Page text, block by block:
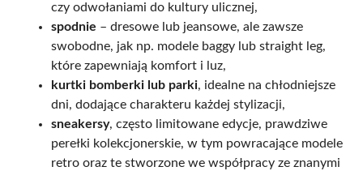
czy odwołaniami do kultury ulicznej,
spodnie – dresowe lub jeansowe, ale zawsze
swobodne, jak np. modele baggy lub straight leg,
które zapewniają komfort i luz,
kurtki bomberki lub parki, idealne na chłodniejsze
dni, dodające charakteru każdej stylizacji,
sneakersy, często limitowane edycje, prawdziwe
perełki kolekcjonerskie, w tym powracające modele
retro oraz te stworzone we współpracy ze znanymi